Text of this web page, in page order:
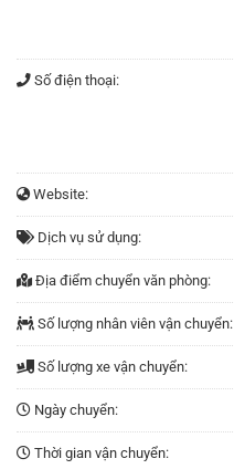
Số điện thoại:
Website:
Dịch vụ sử dụng:
Địa điểm chuyển văn phòng:
Số lượng nhân viên vận chuyển:
Số lượng xe vận chuyển:
Ngày chuyển:
Thời gian vận chuyển: